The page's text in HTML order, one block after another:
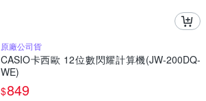
原廠公司貨
CASIO卡西歐 12位數閃耀計算機(JW-200DQ-
WE)
$849